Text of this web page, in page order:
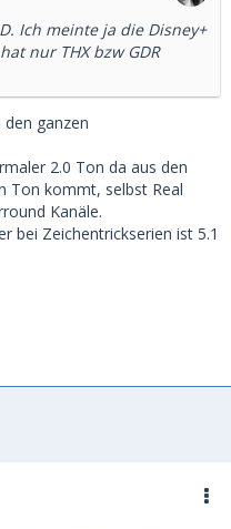
Ich meinte ja die Disney+
nur THX bzw GDR
ganzen
2.0 Ton da aus den
Ton kommt, selbst Real
Kanäle.
bei Zeichentrickserien ist 5.1